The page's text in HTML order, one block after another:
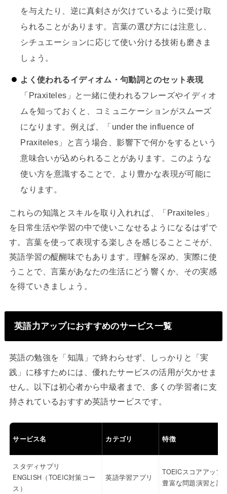
を与えたり、逆に真剣さが欠けているように受け取
られることがあります。言葉の選び方には注意し、
シチュエーションに応じて使い分ける技術も磨きま
しょう。
よく使われるイディオム・句動詞とのセット表現
「Praxiteles」と一緒に使われるフレーズやイディオ
ムを知っておくと、コミュニケーションがスムーズ
になります。例えば、「under the influence of
Praxiteles」と言う場合、影響下で何かをするという
意味合いが込められることがあります。このような
使い方を意識することで、より豊かな表現が可能に
なります。
これらの知識とスキルを取り入れれば、「Praxiteles」
を日常生活や学習の中で使いこなせるようになるはずで
す。言葉を使って表現する楽しさを感じることこそが、
英語学習の醍醐味でもあります。理解を深め、実際に使
うことで、言葉があなたの生活にどう響くか、その実感
を得ていきましょう。
英語力アップにおすすめのサービス一覧
英語の勉強を「知識」で終わらせず、しっかりと「実
践」に移すためには、優れたサービスの活用が欠かせま
せん。以下は初心者から中級者まで、多くの学習者に支
持されているおすすめ英語サービスです。
サービス名 カテゴリ 特徴
スタディサプリ
ENGLISH（TOEIC対策コー
ス）
英語学習アプリ
TOEICスコアアップ
豊富な問題演習と講